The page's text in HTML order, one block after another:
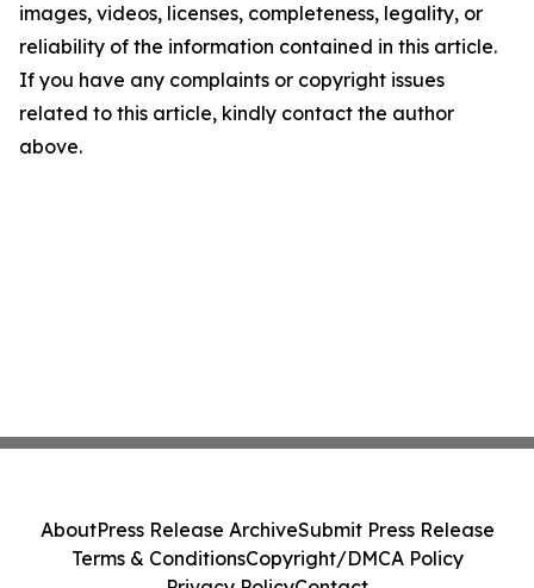
images, videos, licenses, completeness, legality, or
reliability of the information contained in this article.
If you have any complaints or copyright issues
related to this article, kindly contact the author
above.
AboutPress Release ArchiveSubmit Press Release
Terms & ConditionsCopyright/DMCA Policy